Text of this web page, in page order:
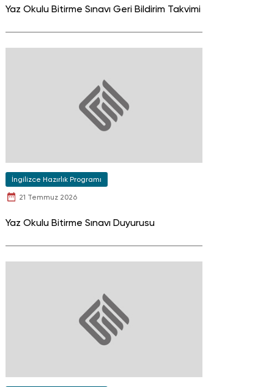
Yaz Okulu Bitirme Sınavı Geri Bildirim Takvimi
İngilizce Hazırlık Programı
21 Temmuz 2026
Yaz Okulu Bitirme Sınavı Duyurusu